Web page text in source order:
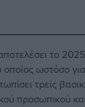
το
ωστόσο
τρείς
προσωπικού